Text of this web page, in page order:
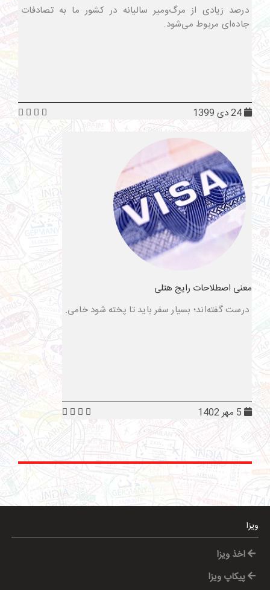
درصد زیادی از مرگ‌ومیر سالیانه در کشور ما به تصادفات
جاده‌ای مربوط می‌شود.
معنی اصطلاحات رایج هتلی
درست گفته‌اند؛ بسیار سفر باید تا پخته شود خامی.
ویزا
اخذ ویزا
پیکاپ ویزا